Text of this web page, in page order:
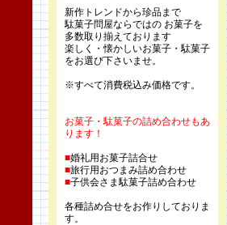
新作トレンドから珍品まで
駄菓子問屋ならではの お菓子を
多数取り揃えております
楽しく・懐かしいお菓子・駄菓子
をお選び下さいませ。
※すべて消費税込み価格です。
お菓子・駄菓子の詰め合わせもあ
ります！
■婚礼用お菓子詰合せ
■旅行用おつまみ詰め合わせ
■子供会さま駄菓子詰め合わせ
各種詰め合せをお作りしておりま
す。